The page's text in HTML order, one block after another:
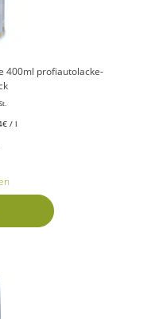
400ml profiautolacke-
€/ l